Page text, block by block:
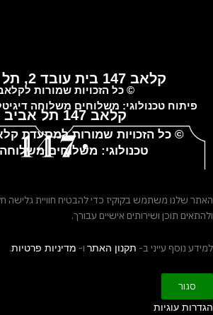
קלאב 147 בית עובד 2, תל אביב יפו
© כל הזכויות שמורות לקלאב
פיתוח טכנולוגי: משלוחים משלוחה
קלאב 147 תל אביב יפו
© כל הזכויות שמורות למסעדת
טכנולוגי: משלוחים משלוחה
האתר שלנו משתמש בקוקיז כדי להבטיח חוויית
ולהתאים תוכן ושירותים אישיים עבורך.
למידע נוסף עייני ב- תקנון האתר ו- מדיניות פרטיות.
סגור
הגדרות עוגיות